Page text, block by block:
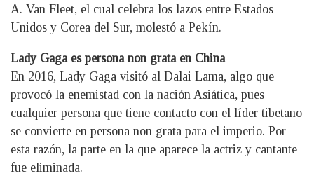
A. Van Fleet, el cual celebra los lazos entre Estados
Unidos y Corea del Sur, molestó a Pekín.
Lady Gaga es persona non grata en China
En 2016, Lady Gaga visitó al Dalai Lama, algo que
provocó la enemistad con la nación Asiática, pues
cualquier persona que tiene contacto con el líder tibetano
se convierte en persona non grata para el imperio. Por
esta razón, la parte en la que aparece la actriz y cantante
fue eliminada.